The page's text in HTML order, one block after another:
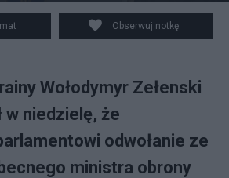
Wołodymyr Zełenski. fot.
Obserwuj notkę
Wołodymyr Zełenski
w niedzielę, że
odwołanie ze
ministra obrony